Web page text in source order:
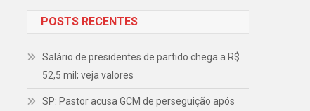
POSTS RECENTES
Salário de presidentes de partido chega a R$
52,5 mil; veja valores
SP: Pastor acusa GCM de perseguição após